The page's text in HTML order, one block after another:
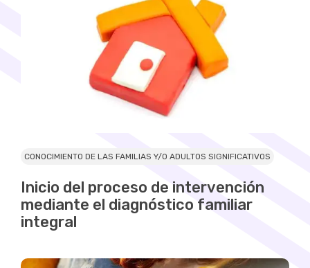
CONOCIMIENTO DE LAS FAMILIAS Y/O ADULTOS SIGNIFICATIVOS
Inicio del proceso de intervención
mediante el diagnóstico familiar
integral